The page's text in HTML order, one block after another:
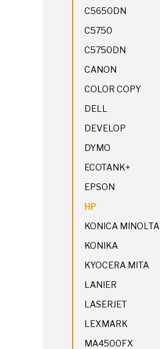
C5650DN
C5750
C5750DN
CANON
COLOR COPY
DELL
DEVELOP
DYMO
ECOTANK+
EPSON
HP
KONICA MINOLTA
KONIKA
KYOCERA MITA
LANIER
LASERJET
LEXMARK
MA4500FX